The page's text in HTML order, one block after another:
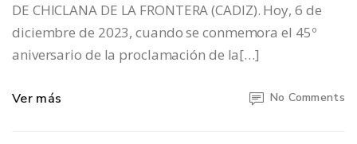
DE CHICLANA DE LA FRONTERA (CADIZ). Hoy, 6 de
diciembre de 2023, cuando se conmemora el 45º
aniversario de la proclamación de la[…]
Ver más No Comments